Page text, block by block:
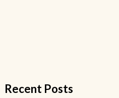
Recent Posts